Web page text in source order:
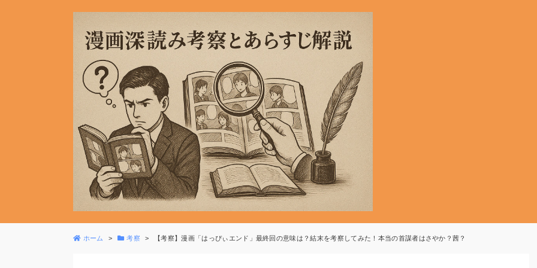
ホーム 考察 【考察】漫画「はっぴぃエンド」最終回の意味は？結末を考察してみた！本当の首謀者はさやか？茜？